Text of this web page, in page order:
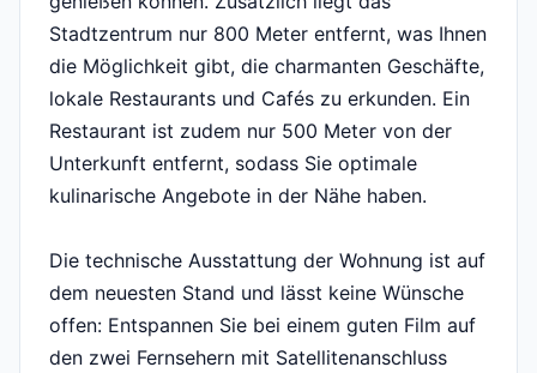
Stadtzentrum nur 800 Meter entfernt, was Ihnen
die Möglichkeit gibt, die charmanten Geschäfte,
lokale Restaurants und Cafés zu erkunden. Ein
Restaurant ist zudem nur 500 Meter von der
Unterkunft entfernt, sodass Sie optimale
kulinarische Angebote in der Nähe haben.
Die technische Ausstattung der Wohnung ist auf
dem neuesten Stand und lässt keine Wünsche
offen: Entspannen Sie bei einem guten Film auf
den zwei Fernsehern mit Satellitenanschluss